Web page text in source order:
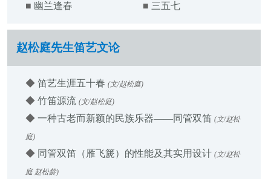
■ 幽兰逢春 ■ 三五七
赵松庭先生笛艺文论
◆ 笛艺生涯五十春 (文/赵松庭)
◆ 竹笛源流 (文/赵松庭)
◆ 一种古老而新颖的民族乐器——同管双笛 (文/赵松
庭)
◆ 同管双笛（雁飞篪）的性能及其实用设计 (文/赵松
庭 赵松龄)